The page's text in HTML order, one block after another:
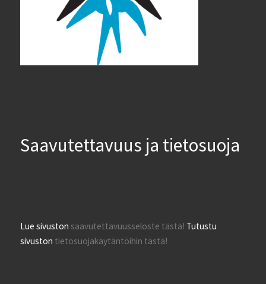
Saavutettavuus ja tietosuoja
Lue sivustonsaavutettavuusseloste tästä! Tutustu
sivuston tietosuojakäytäntöihin tästä!